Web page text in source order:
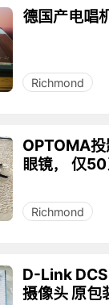
德国产电唱
Richmond
OPTOMA
眼镜， 仅
Richmond
D-Link DCS-930L 无线